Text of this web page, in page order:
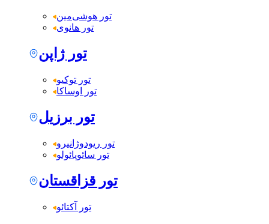
تور هوشی‌مین
تور هانوی
تور ژاپن
تور توکیو
تور اوساکا
تور برزیل
تور ریودوژانیرو
تور سائوپائولو
تور قزاقستان
تور آکتائو